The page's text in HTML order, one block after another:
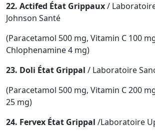
22. Actifed État Grippaux/
Johnson Santé
(Paracetamol 500 mg, Vitamin C 100
Chlophenamine 4 mg)
23. Doli État Grippal / Laboratoire
(Paracetamol 500 mg, Vitamin C 200
25 mg)
24. Fervex État Grippal /Laboratoire